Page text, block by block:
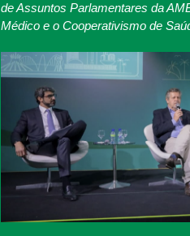
de Assuntos Parlamentares da
Médico e o Cooperativismo de